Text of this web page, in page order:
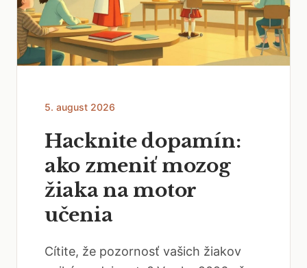
5. august 2026
Hacknite dopamín:
ako zmeniť mozog
žiaka na motor
učenia
Cítite, že pozornosť vašich žiakov